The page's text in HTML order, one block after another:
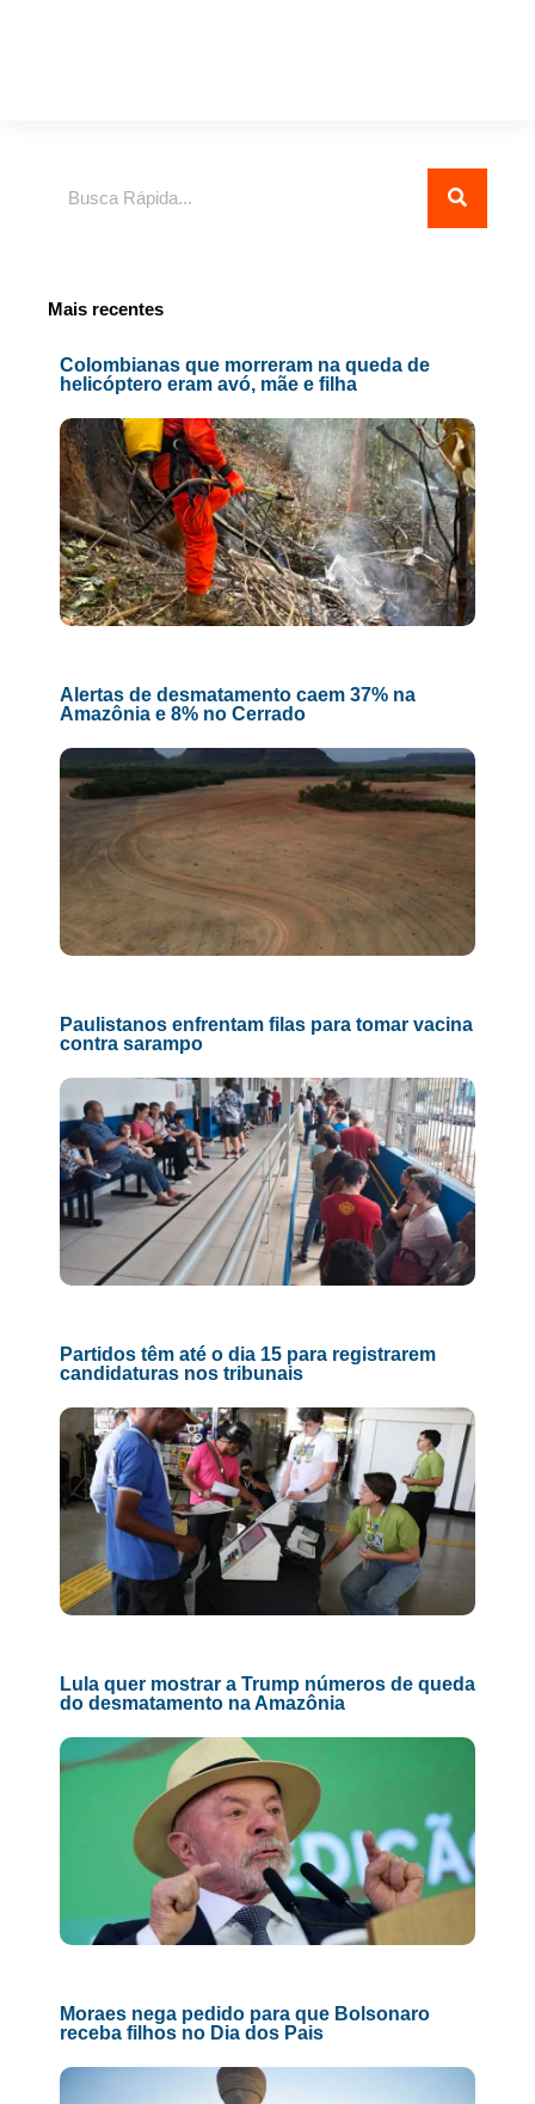
Mais recentes
Colombianas que morreram na queda de
helicóptero eram avó, mãe e filha
Alertas de desmatamento caem 37% na
Amazônia e 8% no Cerrado
Paulistanos enfrentam filas para tomar vacina
contra sarampo
Partidos têm até o dia 15 para registrarem
candidaturas nos tribunais
Lula quer mostrar a Trump números de queda
do desmatamento na Amazônia
Moraes nega pedido para que Bolsonaro
receba filhos no Dia dos Pais